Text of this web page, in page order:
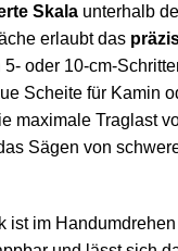
Skala unterhalb
erlaubt das
oder 10-cm-
Scheite für Kamin
maximale Traglast
Sägen von
ist im Handumdrehen